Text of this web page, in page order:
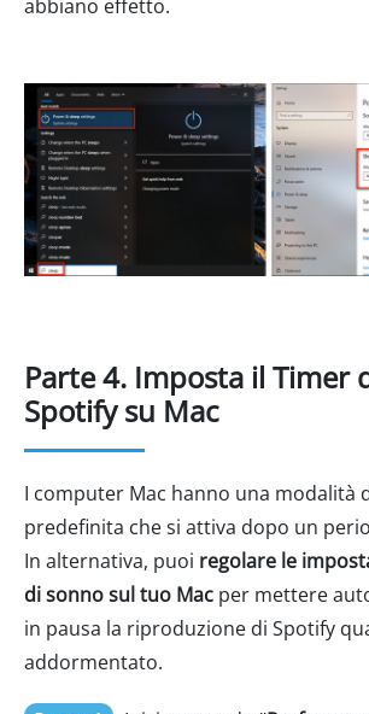
abbiano effetto.
Parte 4. Imposta il Timer
Spotify su Mac
I computer Mac hanno una modalità
predefinita che si attiva dopo un
In alternativa, puoi regolare le
di sonno sul tuo Mac per mettere
in pausa la riproduzione di Spotify
addormentato.